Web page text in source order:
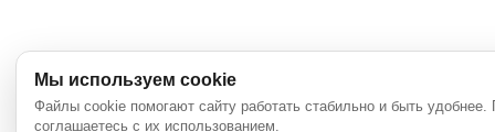
Мы используем cookie
Файлы cookie помогают сайту работать стабильно и быть
соглашаетесь с их использованием.